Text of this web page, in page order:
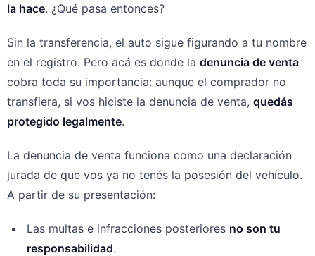
la hace. ¿Qué pasa entonces?
Sin la transferencia, el auto sigue figurando a tu nombre
en el registro. Pero acá es donde la denuncia de venta
cobra toda su importancia: aunque el comprador no
transfiera, si vos hiciste la denuncia de venta, quedás
protegido legalmente.
La denuncia de venta funciona como una declaración
jurada de que vos ya no tenés la posesión del vehículo.
A partir de su presentación:
Las multas e infracciones posteriores no son tu
responsabilidad.